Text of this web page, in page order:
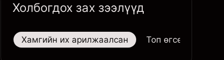
Холбогдох зах зээлүүд
Хамгийн их арилжаалсан Топ өгсөгчид